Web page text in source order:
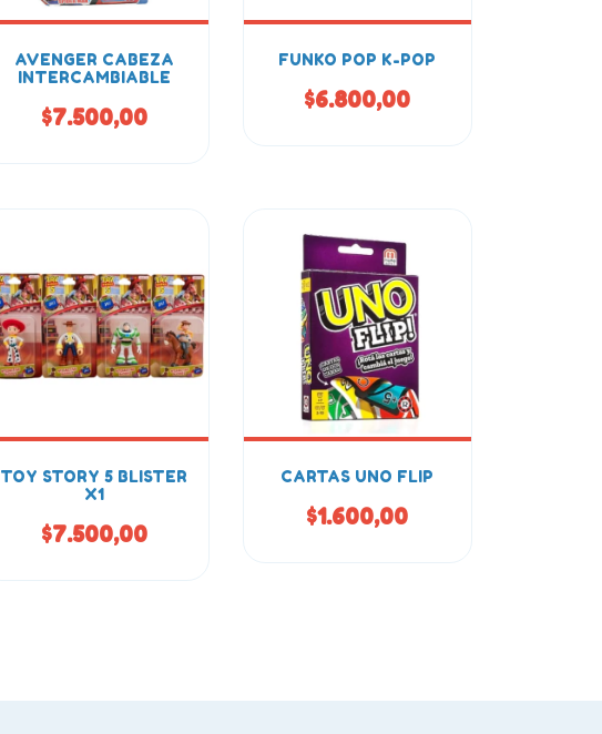
AVENGER CABEZA
INTERCAMBIABLE
$7.500,00
FUNKO POP K-POP
$6.800,00
TOY STORY 5 BLISTER
X1
$7.500,00
CARTAS UNO FLIP
$1.600,00